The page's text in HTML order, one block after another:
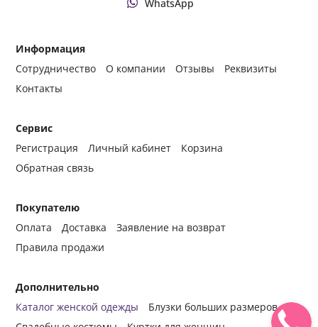
Информация
Сотрудничество
О компании Отзывы
Реквизиты
Контакты
Сервис
Регистрация
Личный кабинет
Корзина
Обратная связь
Покупателю
Оплата
Доставка
Заявление на возврат
Правила продажи
Дополнительно
Каталог женской одежды
Блузки больших размеров
WhatsApp